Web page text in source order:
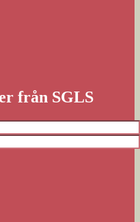
från SGLS